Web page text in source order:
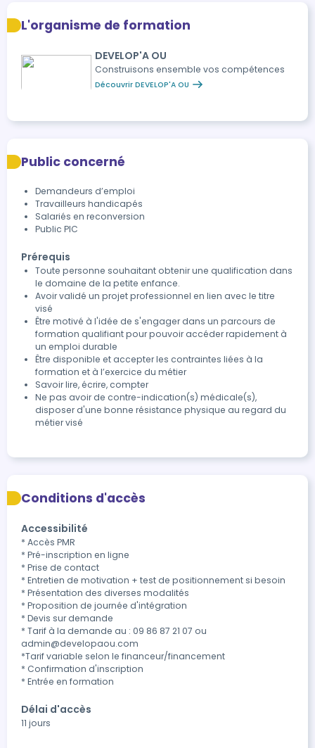
Communiquer à l’écrit et à l’oral avec une syntaxe
claire et un vocabulaire technique adapté
Agir face à une situation d’urgence
L'organisme de formation
DEVELOP'A OU
Construisons ensemble vos compétences
Découvrir DEVELOP'A OU
Public concerné
Demandeurs d’emploi
Travailleurs handicapés
Salariés en reconversion
Public PIC
Prérequis
Toute personne souhaitant obtenir une qualification dans
le domaine de la petite enfance.
Avoir validé un projet professionnel en lien avec le titre
visé
Être motivé à l'idée de s'engager dans un parcours de
formation qualifiant pour pouvoir accéder rapidement à
un emploi durable
Être disponible et accepter les contraintes liées à la
formation et à l’exercice du métier
Savoir lire, écrire, compter
Ne pas avoir de contre-indication(s) médicale(s),
disposer d'une bonne résistance physique au regard du
métier visé
Conditions d'accès
Accessibilité
* Accès PMR
* Pré-inscription en ligne
* Prise de contact
* Entretien de motivation + test de positionnement si besoin
* Présentation des diverses modalités
* Proposition de journée d'intégration
* Devis sur demande
* Tarif à la demande au : 09 86 87 21 07 ou
admin@developaou.com
*Tarif variable selon le financeur/financement
* Confirmation d'inscription
* Entrée en formation
Délai d'accès
11 jours